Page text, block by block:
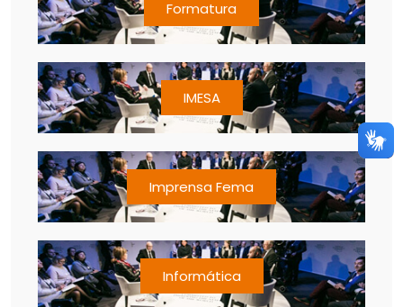
Formatura
IMESA
Imprensa Fema
Informática